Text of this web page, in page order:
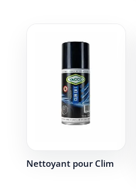
Nettoyant pour Clim